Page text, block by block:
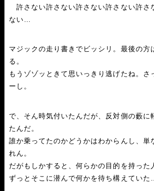
許さない許さない許さない許さない許さ
ない…
マジックの走り書きでビッシリ。最後の方
る。
もうゾゾッときて思いっきり逃げたね。さ
ーし。
で、そん時気付いたんだが、反対側の藪に
たんだ。
誰か乗ってたのかどうかはわからんし、単
れん。
だがもしかすると、何らかの目的を持った
ずっとそこに潜んで何かを待ち構えていた